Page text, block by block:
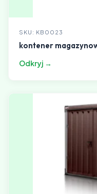
SKU: KB0023
kontener
Odkryj →